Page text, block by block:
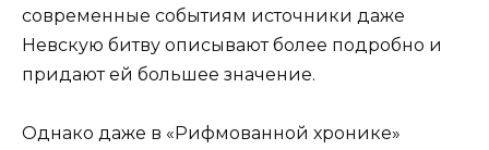
современные событиям источники даже
Невскую битву описывают более подробно и
придают ей большее значение.
Однако даже в «Рифмованной хронике»